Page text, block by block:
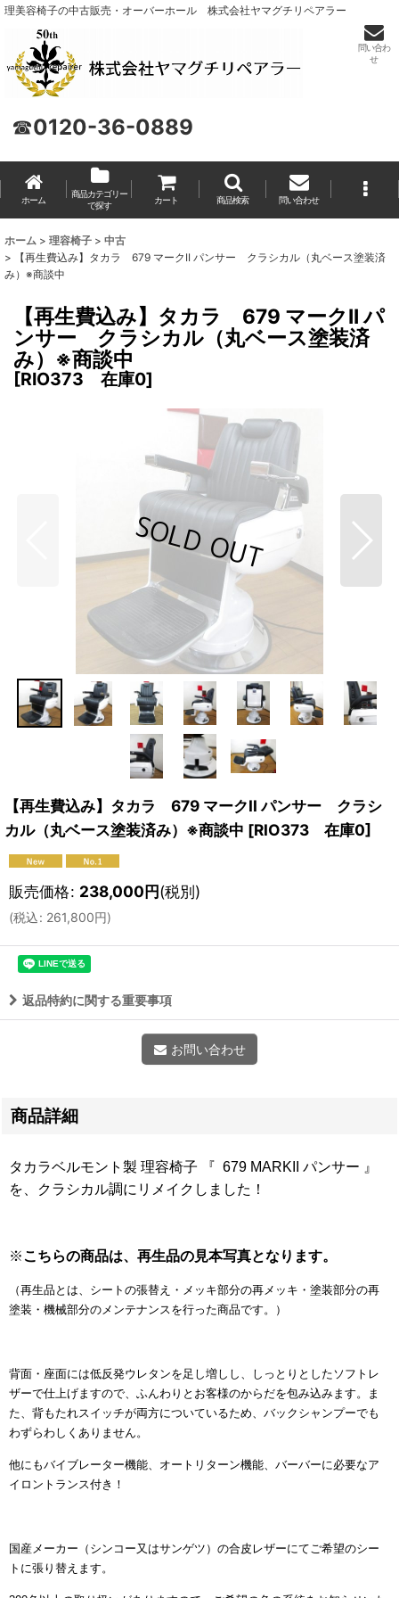
理美容椅子の中古販売・オーバーホール 株式会社ヤマグチリペアラー
☎0120-36-0889
問い合わ
せ
ホーム
商品カテゴリー
で探す
カート 商品検索 問い合わせ
ホーム > 理容椅子 > 中古
>
【再生費込み】タカラ 679 マークII パンサー クラシカル（丸ベース塗装済
み）※商談中
【再生費込み】タカラ 679 マークII パ
ンサー クラシカル（丸ベース塗装済
み）※商談中
[RIO373 在庫0]
【再生費込み】タカラ 679 マークII パンサー クラシ
カル（丸ベース塗装済み）※商談中 [RIO373 在庫0]
販売価格: 238,000円(税別)
(税込: 261,800円)
返品特約に関する重要事項
お問い合わせ
商品詳細
タカラベルモント製 理容椅子 『 679 MARKII パンサー 』
を、クラシカル調にリメイクしました！
※こちらの商品は、再生品の見本写真となります。
（再生品とは、シートの張替え・メッキ部分の再メッキ・塗装部分の再
塗装・機械部分のメンテナンスを行った商品です。）
背面・座面には低反発ウレタンを足し増しし、しっとりとしたソフトレ
ザーで仕上げますので、ふんわりとお客様のからだを包み込みます。ま
た、背もたれスイッチが両方についているため、バックシャンプーでも
わずらわしくありません。
他にもバイブレーター機能、オートリターン機能、バーバーに必要なア
イロントランス付き！
国産メーカー（シンコー又はサンゲツ）の合皮レザーにてご希望のシー
トに張り替えます。